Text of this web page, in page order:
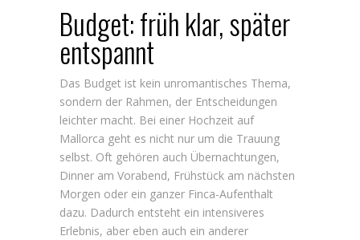
Budget: früh klar, später
entspannt
Das Budget ist kein unromantisches Thema,
sondern der Rahmen, der Entscheidungen
leichter macht. Bei einer Hochzeit auf
Mallorca geht es nicht nur um die Trauung
selbst. Oft gehören auch Übernachtungen,
Dinner am Vorabend, Frühstück am nächsten
Morgen oder ein ganzer Finca-Aufenthalt
dazu. Dadurch entsteht ein intensiveres
Erlebnis, aber eben auch ein anderer